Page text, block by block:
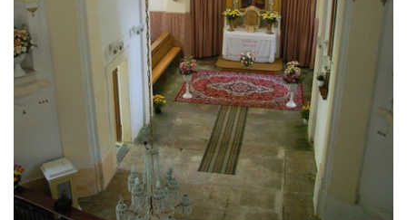
Mildeova kaple pod Ortelem
Kostel Zvěstování Panny Marie v Duchcově
Výklenková kaple v Teplické ulici u stadionu
v Duchcově
Evangelický kostel v Duchcově
Kostel svatých Petra a Pavla v Jeníkově
Kaple svaté Anny v Jeníkově
Kaple Panny Marie v Lahošti